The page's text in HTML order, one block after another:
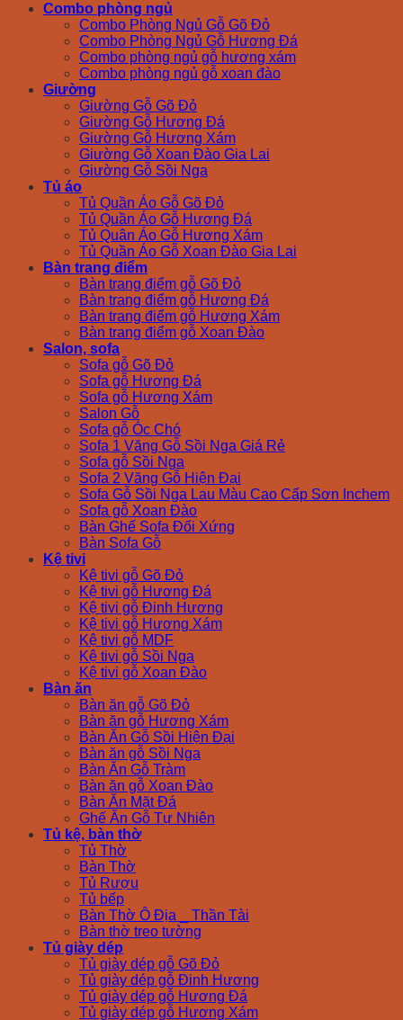
Combo phòng ngủ
Combo Phòng Ngủ Gỗ Gõ Đỏ
Combo Phòng Ngủ Gỗ Hương Đá
Combo phòng ngủ gỗ hương xám
Combo phòng ngủ gỗ xoan đào
Giường
Giường Gỗ Gõ Đỏ
Giường Gỗ Hương Đá
Giường Gỗ Hương Xám
Giường Gỗ Xoan Đào Gia Lai
Giường Gỗ Sồi Nga
Tủ áo
Tủ Quần Áo Gỗ Gõ Đỏ
Tủ Quần Áo Gỗ Hương Đá
Tủ Quân Áo Gỗ Hương Xám
Tủ Quần Áo Gỗ Xoan Đào Gia Lai
Bàn trang điểm
Bàn trang điểm gỗ Gõ Đỏ
Bàn trang điểm gỗ Hương Đá
Bàn trang điểm gỗ Hương Xám
Bàn trang điểm gỗ Xoan Đào
Salon, sofa
Sofa gỗ Gõ Đỏ
Sofa gỗ Hương Đá
Sofa gỗ Hương Xám
Salon Gỗ
Sofa gỗ Óc Chó
Sofa 1 Văng Gỗ Sồi Nga Giá Rẻ
Sofa gỗ Sồi Nga
Sofa 2 Văng Gỗ Hiện Đại
Sofa Gỗ Sồi Nga Lau Màu Cao Cấp Sơn Inchem
Sofa gỗ Xoan Đào
Bàn Ghế Sofa Đối Xứng
Bàn Sofa Gỗ
Kệ tivi
Kệ tivi gỗ Gõ Đỏ
Kệ tivi gỗ Hương Đá
Kệ tivi gỗ Đinh Hương
Kệ tivi gỗ Hương Xám
Kệ tivi gỗ MDF
Kệ tivi gỗ Sồi Nga
Kệ tivi gỗ Xoan Đào
Bàn ăn
Bàn ăn gỗ Gõ Đỏ
Bàn ăn gỗ Hương Xám
Bàn Ăn Gỗ Sồi Hiện Đại
Bàn ăn gỗ Sồi Nga
Bàn Ăn Gỗ Tràm
Bàn ăn gỗ Xoan Đào
Bàn Ăn Mặt Đá
Ghế Ăn Gỗ Tự Nhiên
Tủ kệ, bàn thờ
Tủ Thờ
Bàn Thờ
Tủ Rượu
Tủ bếp
Bàn Thờ Ô Địa _ Thần Tài
Bàn thờ treo tường
Tủ giày dép
Tủ giày dép gỗ Gõ Đỏ
Tủ giày dép gỗ Đinh Hương
Tủ giày dép gỗ Hương Đá
Tủ giày dép gỗ Hương Xám